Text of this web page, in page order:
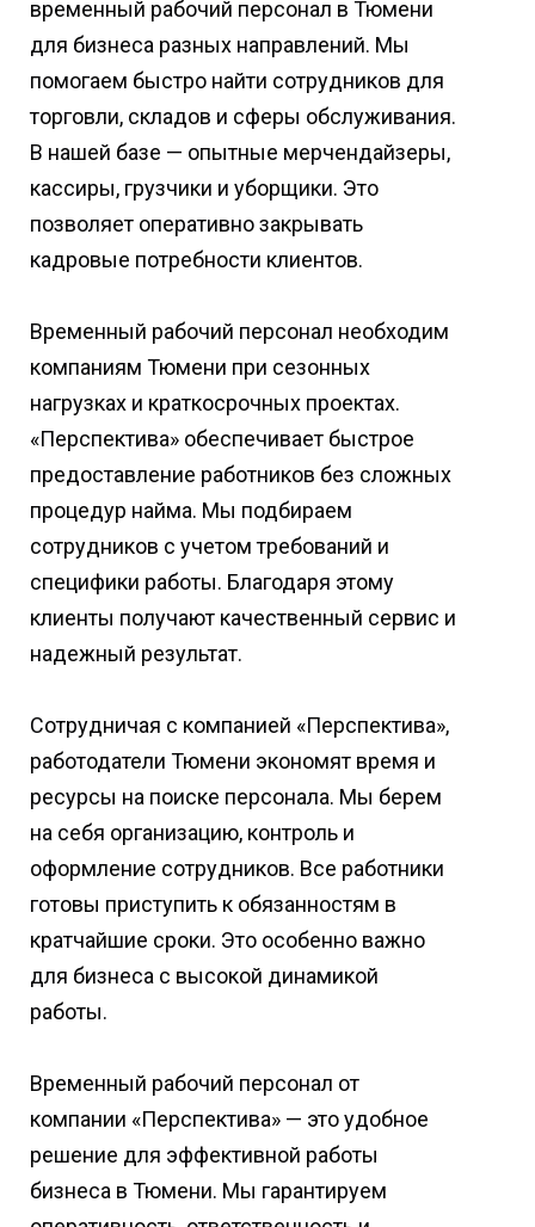
временный рабочий персонал в Тюмени
для бизнеса разных направлений. Мы
помогаем быстро найти сотрудников для
торговли, складов и сферы обслуживания.
В нашей базе — опытные мерчендайзеры,
кассиры, грузчики и уборщики. Это
позволяет оперативно закрывать
кадровые потребности клиентов.
Временный рабочий персонал необходим
компаниям Тюмени при сезонных
нагрузках и краткосрочных проектах.
«Перспектива» обеспечивает быстрое
предоставление работников без сложных
процедур найма. Мы подбираем
сотрудников с учетом требований и
специфики работы. Благодаря этому
клиенты получают качественный сервис и
надежный результат.
Сотрудничая с компанией «Перспектива»,
работодатели Тюмени экономят время и
ресурсы на поиске персонала. Мы берем
на себя организацию, контроль и
оформление сотрудников. Все работники
готовы приступить к обязанностям в
кратчайшие сроки. Это особенно важно
для бизнеса с высокой динамикой
работы.
Временный рабочий персонал от
компании «Перспектива» — это удобное
решение для эффективной работы
бизнеса в Тюмени. Мы гарантируем